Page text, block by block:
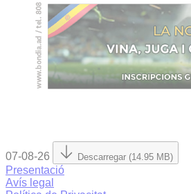
07-08-26 Descarregar (14.95 MB)
Presentació
Avís legal